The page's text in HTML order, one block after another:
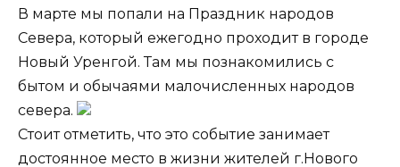
В марте мы попали на Праздник народов
Севера, который ежегодно проходит в городе
Новый Уренгой. Там мы познакомились с
бытом и обычаями малочисленных народов
севера.
Стоит отметить, что это событие занимает
достоянное место в жизни жителей г.Нового